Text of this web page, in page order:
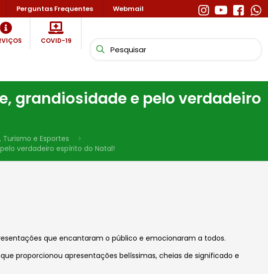
Perguntas Frequentes Webmail
COVID-19
grandiosidade e pelo verdadeiro
e Esportes
verdadeiro espírito do Natal!
que encantaram o público e emocionaram a todos.
proporcionou apresentações belíssimas, cheias de significado e